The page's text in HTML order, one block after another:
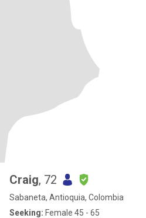
Craig, 72
Sabaneta, Antioquia, Colombia
Seeking: Female 45 - 65